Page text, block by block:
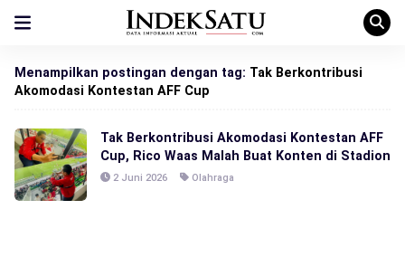
Menampilkan postingan dengan tag: Tak Berkontribusi
Akomodasi Kontestan AFF Cup
Tak Berkontribusi Akomodasi Kontestan AFF
Cup, Rico Waas Malah Buat Konten di Stadion
2 Juni 2026 Olahraga